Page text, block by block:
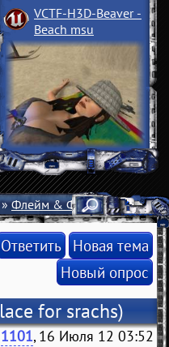
VCTF-H3D-Beaver ­
Beach msu
Флейм & Флуд»
Ответить Новая тема
Новый опрос
for srachs)
1101, 16 Июля 12 03:52